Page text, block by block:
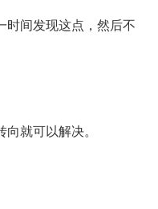
时间发现这点，然后不
就可以解决。